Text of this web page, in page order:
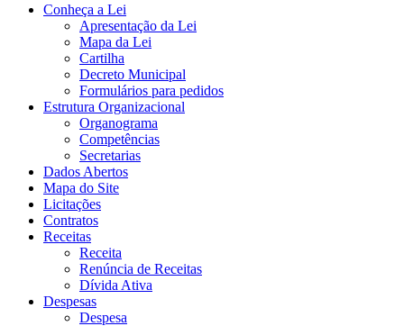
Conheça a Lei
Apresentação da Lei
Mapa da Lei
Cartilha
Decreto Municipal
Formulários para pedidos
Estrutura Organizacional
Organograma
Competências
Secretarias
Dados Abertos
Mapa do Site
Licitações
Contratos
Receitas
Receita
Renúncia de Receitas
Dívida Ativa
Despesas
Despesa